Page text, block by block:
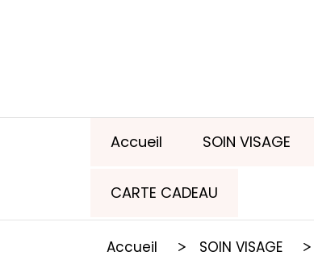
Accueil SOIN VISAGE
CARTE CADEAU
Accueil SOIN VISAGE